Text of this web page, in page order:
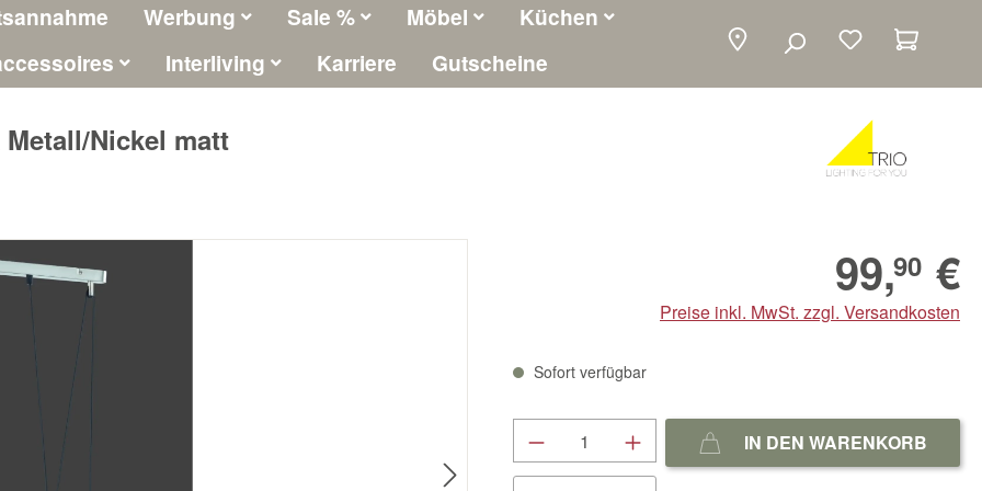
Werbung Sale % Möbel
Küchen
Interliving Karriere Gutscheine
Nickel matt
99,90 €
Preise inkl. MwSt. zzgl. Versandkosten
Sofort verfügbar
Produkt Anzahl: Gib denIN DEN WARENKORB